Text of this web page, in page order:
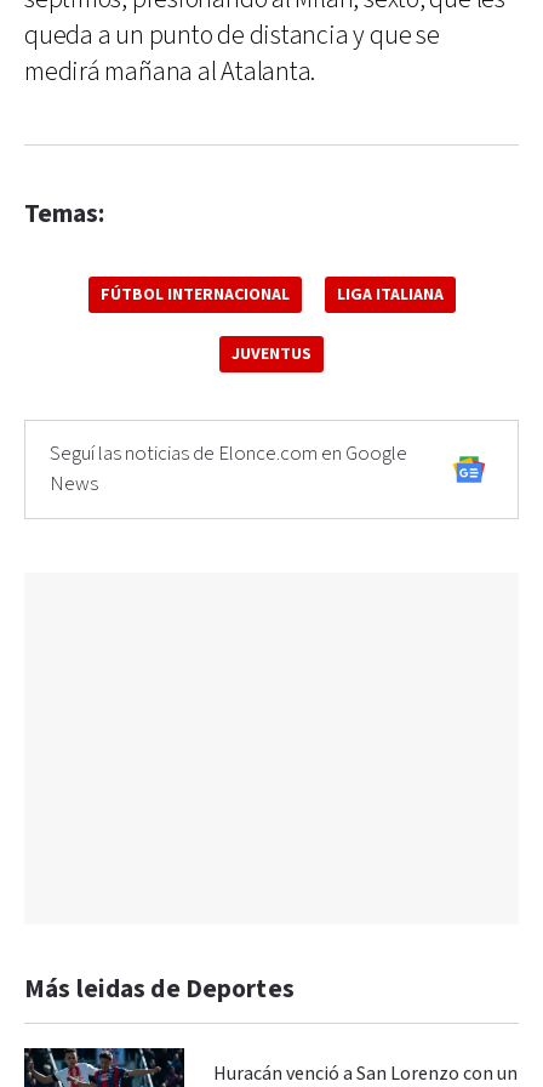
queda a un punto de distancia y que se
medirá mañana al Atalanta.
Temas:
FÚTBOL INTERNACIONAL LIGA ITALIANA
JUVENTUS
Seguí las noticias de Elonce.com en Google
News
Más leidas de Deportes
Huracán venció a San Lorenzo con un